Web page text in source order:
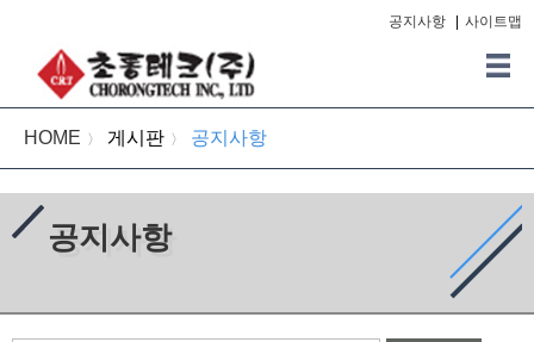
공지사항 사이트맵
HOME 〉 게시판 〉 공지사항
공지사항